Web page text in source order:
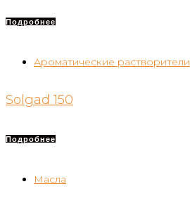
Подробнее
Ароматические растворители
Solgad 150
Подробнее
Масла